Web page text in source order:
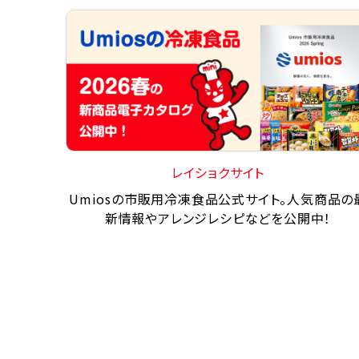
レイショクサイト
Umiosの市販用冷凍食品公式サイト。人気商品の
新情報やアレンジレシピなどを公開中！